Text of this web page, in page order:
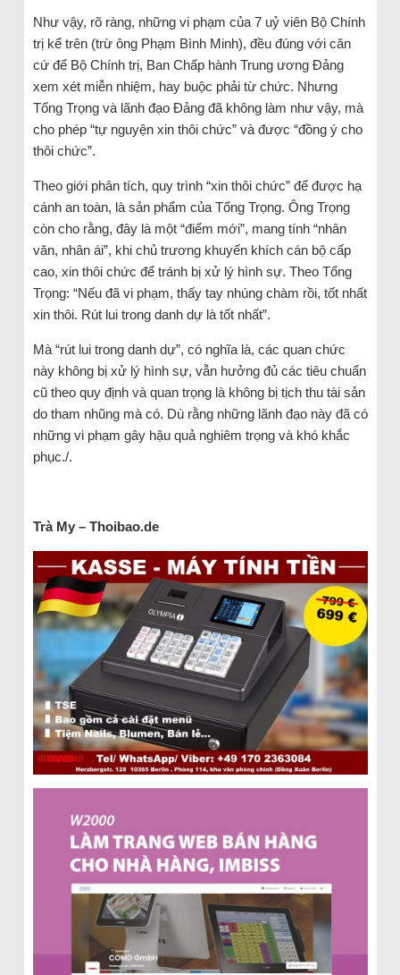
Như vậy, rõ ràng, những vi phạm của 7 uỷ viên Bộ Chính
trị kể trên (trừ ông Phạm Bình Minh), đều đúng với căn
cứ để Bộ Chính trị, Ban Chấp hành Trung ương Đảng
xem xét miễn nhiệm, hay buộc phải từ chức. Nhưng
Tổng Trọng và lãnh đạo Đảng đã không làm như vậy, mà
cho phép “tự nguyện xin thôi chức” và được “đồng ý cho
thôi chức”.
Theo giới phân tích, quy trình “xin thôi chức” để được hạ
cánh an toàn, là sản phẩm của Tổng Trọng. Ông Trọng
còn cho rằng, đây là một “điểm mới”, mang tính “nhân
văn, nhân ái”, khi chủ trương khuyến khích cán bộ cấp
cao, xin thôi chức để tránh bị xử lý hình sự. Theo Tổng
Trọng: “Nếu đã vi phạm, thấy tay nhúng chàm rồi, tốt nhất
xin thôi. Rút lui trong danh dự là tốt nhất”.
Mà “rút lui trong danh dự”, có nghĩa là, các quan chức
này không bị xử lý hình sự, vẫn hưởng đủ các tiêu chuẩn
cũ theo quy định và quan trọng là không bị tịch thu tài sản
do tham nhũng mà có. Dù rằng những lãnh đạo này đã có
những vi phạm gây hậu quả nghiêm trọng và khó khắc
phục./.
TràMy – Thoibao.de